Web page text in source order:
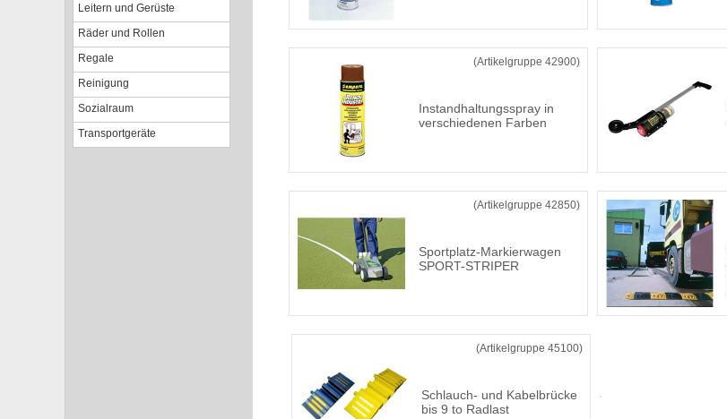
Leitern und Gerüste
Räder und Rollen
Regale
Reinigung
Sozialraum
Transportgeräte
(Artikelgruppe 42900)
Instandhaltungsspray in
verschiedenen Farben
(Artikelgruppe 42850)
Sportplatz-Markierwagen
SPORT-STRIPER
(Artikelgruppe 45100)
Schlauch- und Kabelbrücke
bis 9 to Radlast